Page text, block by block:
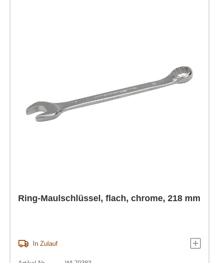
Ring-Maulschlüssel, flach, chrome, 218 mm
In Zulauf